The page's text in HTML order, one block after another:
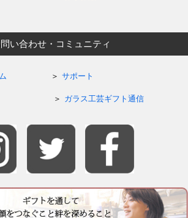
い合わせ・コミュニティ
サポート
ガラス工芸ギフト通信